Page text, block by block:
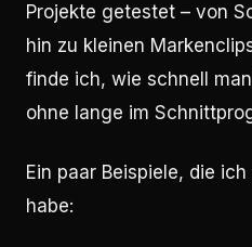
Projekte getestet – von
hin zu kleinen
finde ich, wie schnell
ohne lange im
Ein paar Beispiele, die
habe: